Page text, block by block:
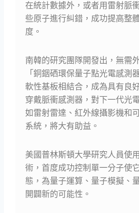
在統計數據外，或者用雷射脈
些原子進行糾錯，成功提高整
度。
南韓的研究團隊開發出，無需
「銅銦硒環保量子點光電感測
軟性基板相結合，成為具有良
穿戴脈衝感測器，對下一代光
如雷射雷達、紅外線攝影機和
系統，將大有助益。
美國普林斯頓大學研究人員使
術，首度成功控制單一分子使
態，為量子運算、量子模擬、
開闢新的可能性。